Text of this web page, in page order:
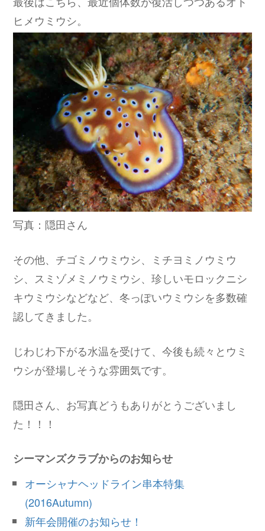
ヒメウミウシ。
写真：隠田さん
その他、チゴミノウミウシ、ミチヨミノウミウ
シ、スミゾメミノウミウシ、珍しいモロックニシ
キウミウシなどなど、冬っぽいウミウシを多数確
認してきました。
じわじわ下がる水温を受けて、今後も続々とウミ
ウシが登場しそうな雰囲気です。
隠田さん、お写真どうもありがとうございまし
た！！！
シーマンズクラブからのお知らせ
オーシャナヘッドライン串本特集
(2016Autumn)
新年会開催のお知らせ！